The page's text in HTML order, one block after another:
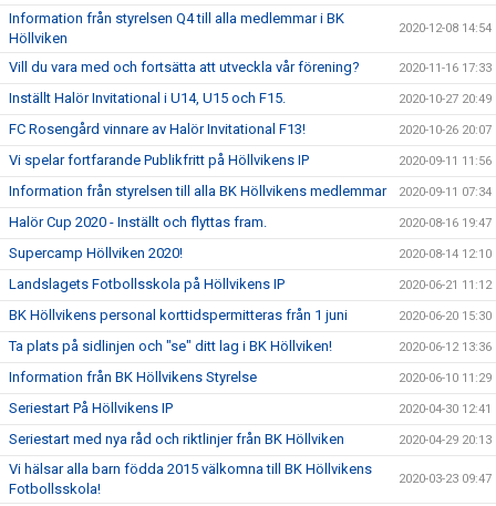
Information från styrelsen Q4 till alla medlemmar i BK
Höllviken
2020-12-08 14:54
Vill du vara med och fortsätta att utveckla vår förening? 2020-11-16 17:33
Inställt Halör Invitational i U14, U15 och F15. 2020-10-27 20:49
FC Rosengård vinnare av Halör Invitational F13! 2020-10-26 20:07
Vi spelar fortfarande Publikfritt på Höllvikens IP 2020-09-11 11:56
Information från styrelsen till alla BK Höllvikens medlemmar 2020-09-11 07:34
Halör Cup 2020 - Inställt och flyttas fram. 2020-08-16 19:47
Supercamp Höllviken 2020! 2020-08-14 12:10
Landslagets Fotbollsskola på Höllvikens IP 2020-06-21 11:12
BK Höllvikens personal korttidspermitteras från 1 juni 2020-06-20 15:30
Ta plats på sidlinjen och "se" ditt lag i BK Höllviken! 2020-06-12 13:36
Information från BK Höllvikens Styrelse 2020-06-10 11:29
Seriestart På Höllvikens IP 2020-04-30 12:41
Seriestart med nya råd och riktlinjer från BK Höllviken 2020-04-29 20:13
Vi hälsar alla barn födda 2015 välkomna till BK Höllvikens
Fotbollsskola!
2020-03-23 09:47